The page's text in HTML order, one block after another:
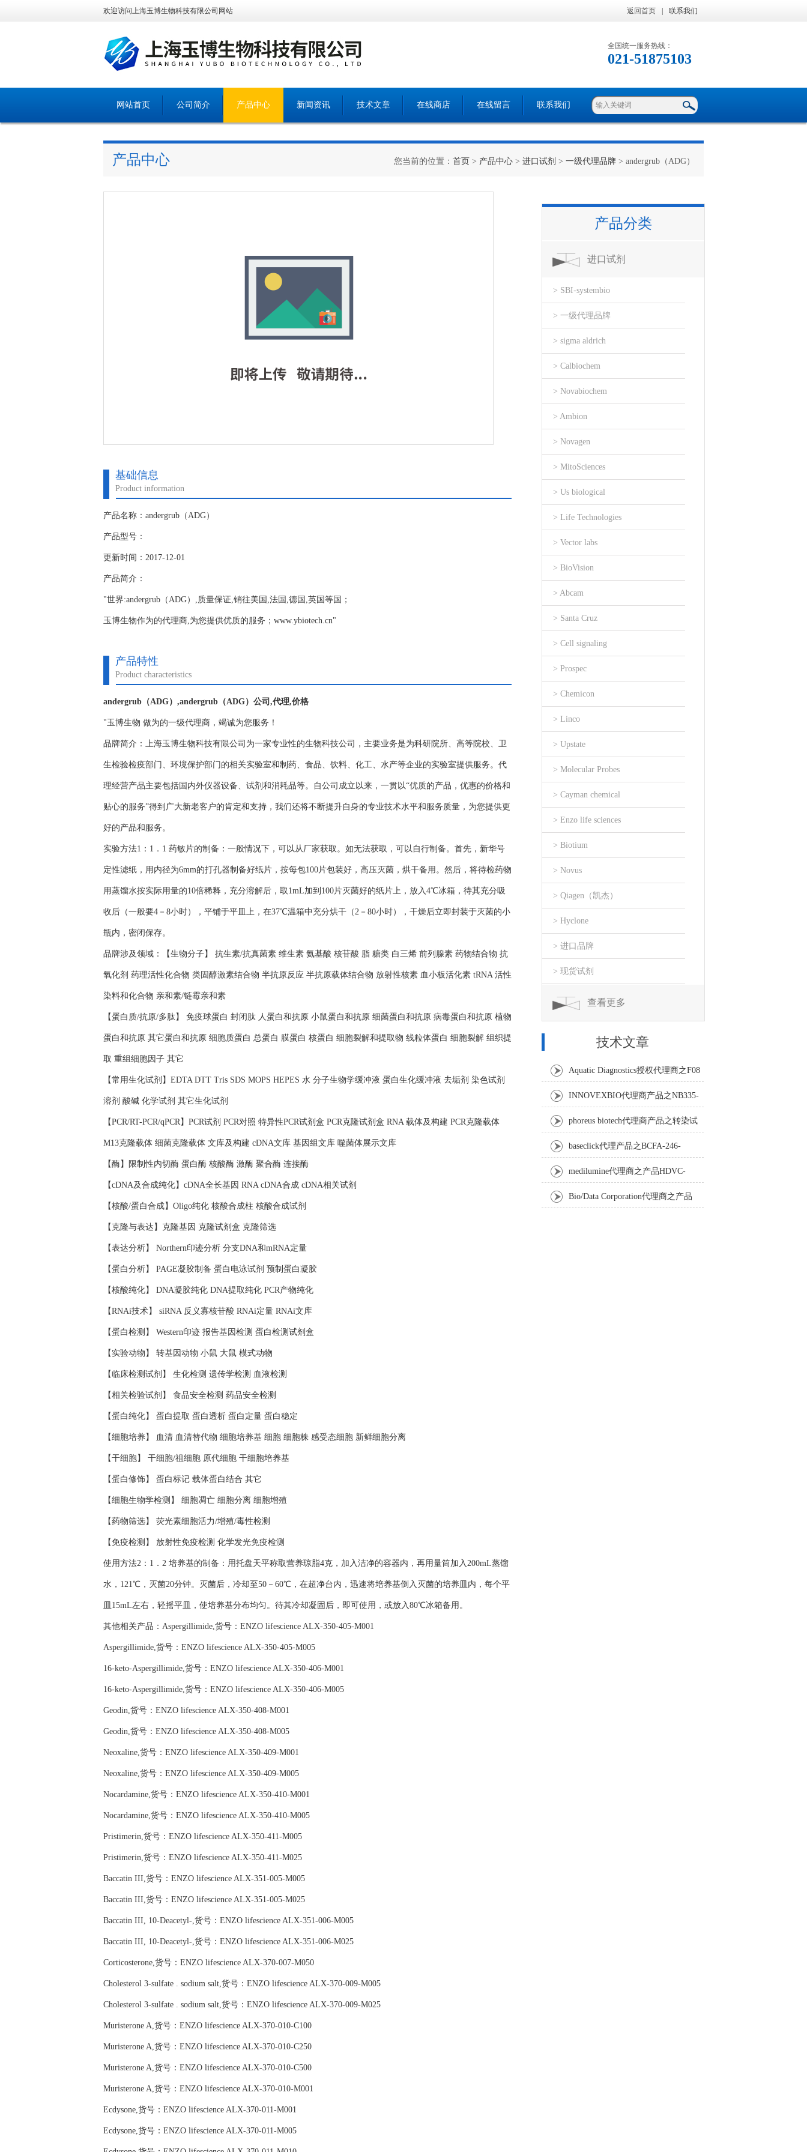
欢迎访问上海玉博生物科技有限公司网站 返回首页 联系我们
全国统一服务热线：
021-51875103
网站首页 公司简介 产品中心 新闻资讯 技术文章 在线商店 在线留言 联系我们
产品中心 您当前的位置： 首页 > 产品中心 > 进口试剂 > 一级代理品牌 > andergrub（ADG）
基础信息
Product information
产品名称：andergrub（ADG）
产品型号：
更新时间：2017-12-01
产品简介：
"世界:andergrub（ADG）,质量保证,销往美国,法国,德国,英国等国；
玉博生物作为的代理商,为您提供优质的服务；www.ybiotech.cn"
产品特性
Product characteristics
andergrub（ADG）,andergrub（ADG）公司,代理,价格
"玉博生物 做为的一级代理商，竭诚为您服务！
品牌简介：上海玉博生物科技有限公司为一家专业性的生物科技公司，主要业务是为科研院所、高等院校、卫
生检验检疫部门、环境保护部门的相关实验室和制药、食品、饮料、化工、水产等企业的实验室提供服务。代
理经营产品主要包括国内外仪器设备、试剂和消耗品等。自公司成立以来，一贯以“优质的产品，优惠的价格和
贴心的服务”得到广大新老客户的肯定和支持，我们还将不断提升自身的专业技术水平和服务质量，为您提供更
好的产品和服务。
实验方法1：1．1 药敏片的制备：一般情况下，可以从厂家获取。如无法获取，可以自行制备。首先，新华号
定性滤纸，用内径为6mm的打孔器制备好纸片，按每包100片包装好，高压灭菌，烘干备用。然后，将待检药物
用蒸馏水按实际用量的10倍稀释，充分溶解后，取1mL加到100片灭菌好的纸片上，放入4℃冰箱，待其充分吸
收后（一般要4－8小时），平铺于平皿上，在37℃温箱中充分烘干（2－80小时），干燥后立即封装于灭菌的小
瓶内，密闭保存。
品牌涉及领域：【生物分子】 抗生素/抗真菌素 维生素 氨基酸 核苷酸 脂 糖类 白三烯 前列腺素 药物结合物 抗
氧化剂 药理活性化合物 类固醇激素结合物 半抗原反应 半抗原载体结合物 放射性核素 血小板活化素 tRNA 活性
染料和化合物 亲和素/链霉亲和素
【蛋白质/抗原/多肽】 免疫球蛋白 封闭肽 人蛋白和抗原 小鼠蛋白和抗原 细菌蛋白和抗原 病毒蛋白和抗原 植物
蛋白和抗原 其它蛋白和抗原 细胞质蛋白 总蛋白 膜蛋白 核蛋白 细胞裂解和提取物 线粒体蛋白 细胞裂解 组织提
取 重组细胞因子 其它
【常用生化试剂】EDTA DTT Tris SDS MOPS HEPES 水 分子生物学缓冲液 蛋白生化缓冲液 去垢剂 染色试剂
溶剂 酸碱 化学试剂 其它生化试剂
【PCR/RT-PCR/qPCR】PCR试剂 PCR对照 特异性PCR试剂盒 PCR克隆试剂盒 RNA 载体及构建 PCR克隆载体
M13克隆载体 细菌克隆载体 文库及构建 cDNA文库 基因组文库 噬菌体展示文库
【酶】限制性内切酶 蛋白酶 核酸酶 激酶 聚合酶 连接酶
【cDNA及合成纯化】cDNA全长基因 RNA cDNA合成 cDNA相关试剂
【核酸/蛋白合成】Oligo纯化 核酸合成柱 核酸合成试剂
【克隆与表达】克隆基因 克隆试剂盒 克隆筛选
【表达分析】 Northern印迹分析 分支DNA和mRNA定量
【蛋白分析】 PAGE凝胶制备 蛋白电泳试剂 预制蛋白凝胶
【核酸纯化】 DNA凝胶纯化 DNA提取纯化 PCR产物纯化
【RNAi技术】 siRNA 反义寡核苷酸 RNAi定量 RNAi文库
【蛋白检测】 Western印迹 报告基因检测 蛋白检测试剂盒
【实验动物】 转基因动物 小鼠 大鼠 模式动物
【临床检测试剂】 生化检测 遗传学检测 血液检测
【相关检验试剂】 食品安全检测 药品安全检测
【蛋白纯化】 蛋白提取 蛋白透析 蛋白定量 蛋白稳定
【细胞培养】 血清 血清替代物 细胞培养基 细胞 细胞株 感受态细胞 新鲜细胞分离
【干细胞】 干细胞/祖细胞 原代细胞 干细胞培养基
【蛋白修饰】 蛋白标记 载体蛋白结合 其它
【细胞生物学检测】 细胞凋亡 细胞分离 细胞增殖
【药物筛选】 荧光素细胞活力/增殖/毒性检测
【免疫检测】 放射性免疫检测 化学发光免疫检测
使用方法2：1．2 培养基的制备：用托盘天平称取营养琼脂4克，加入洁净的容器内，再用量筒加入200mL蒸馏
水，121℃，灭菌20分钟。灭菌后，冷却至50－60℃，在超净台内，迅速将培养基倒入灭菌的培养皿内，每个平
皿15mL左右，轻摇平皿，使培养基分布均匀。待其冷却凝固后，即可使用，或放入80℃冰箱备用。
其他相关产品：Aspergillimide,货号：ENZO lifescience ALX-350-405-M001
Aspergillimide,货号：ENZO lifescience ALX-350-405-M005
16-keto-Aspergillimide,货号：ENZO lifescience ALX-350-406-M001
16-keto-Aspergillimide,货号：ENZO lifescience ALX-350-406-M005
Geodin,货号：ENZO lifescience ALX-350-408-M001
Geodin,货号：ENZO lifescience ALX-350-408-M005
Neoxaline,货号：ENZO lifescience ALX-350-409-M001
Neoxaline,货号：ENZO lifescience ALX-350-409-M005
Nocardamine,货号：ENZO lifescience ALX-350-410-M001
Nocardamine,货号：ENZO lifescience ALX-350-410-M005
Pristimerin,货号：ENZO lifescience ALX-350-411-M005
Pristimerin,货号：ENZO lifescience ALX-350-411-M025
Baccatin III,货号：ENZO lifescience ALX-351-005-M005
Baccatin III,货号：ENZO lifescience ALX-351-005-M025
Baccatin III, 10-Deacetyl-,货号：ENZO lifescience ALX-351-006-M005
Baccatin III, 10-Deacetyl-,货号：ENZO lifescience ALX-351-006-M025
Corticosterone,货号：ENZO lifescience ALX-370-007-M050
Cholesterol 3-sulfate . sodium salt,货号：ENZO lifescience ALX-370-009-M005
Cholesterol 3-sulfate . sodium salt,货号：ENZO lifescience ALX-370-009-M025
Muristerone A,货号：ENZO lifescience ALX-370-010-C100
Muristerone A,货号：ENZO lifescience ALX-370-010-C250
Muristerone A,货号：ENZO lifescience ALX-370-010-C500
Muristerone A,货号：ENZO lifescience ALX-370-010-M001
Ecdysone,货号：ENZO lifescience ALX-370-011-M001
Ecdysone,货号：ENZO lifescience ALX-370-011-M005
产品分类
进口试剂
> SBI-systembio
> 一级代理品牌
> sigma aldrich
> Calbiochem
> Novabiochem
> Ambion
> Novagen
> MitoSciences
> Us biological
> Life Technologies
> Vector labs
> BioVision
> Abcam
> Santa Cruz
> Cell signaling
> Prospec
> Chemicon
> Linco
> Upstate
> Molecular Probes
> Cayman chemical
> Enzo life sciences
> Biotium
> Novus
> Qiagen（凯杰）
> Hyclone
> 进口品牌
> 现货试剂
查看更多
技术文章
Aquatic Diagnostics授权代理商之F08
Anti-Turbot IgM monoclonal antibody
INNOVEXBIO代理商产品之NB335-
60-60ML Fc Receptor Blocker – Azide-Free
phoreus biotech代理商产品之转染试
剂BAPtofect-25 5mg kit
baseclick代理产品之BCFA-246-
5mg，Tri-β-GalNAc-PEG3-Azide
medilumine代理商之产品HDVC-
121，Fenestra HDVC动物CT造影剂
Bio/Data Corporation代理商之产品